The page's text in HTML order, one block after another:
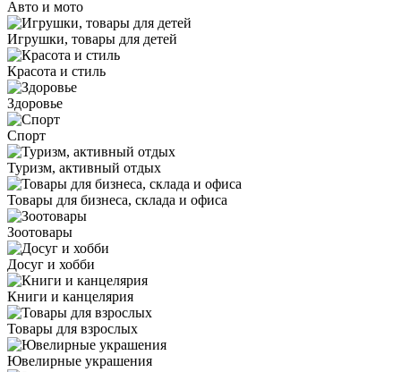
Авто и мото
Игрушки, товары для детей
Красота и стиль
Здоровье
Спорт
Туризм, активный отдых
Товары для бизнеса, склада и офиса
Зоотовары
Досуг и хобби
Книги и канцелярия
Товары для взрослых
Ювелирные украшения